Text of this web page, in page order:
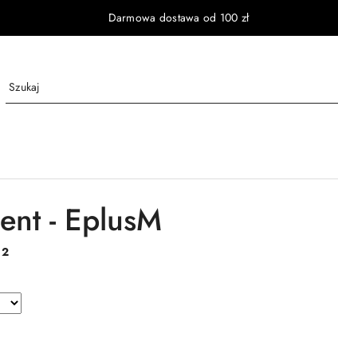
Darmowa dostawa od 100 zł
- EplusM
2